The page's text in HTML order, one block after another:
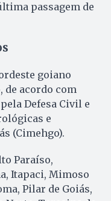
passagem de
goiano
de acordo com
Defesa Civil e
e
(Cimehgo).
Paraíso,
Itapaci, Mimoso
Pilar de Goiás,